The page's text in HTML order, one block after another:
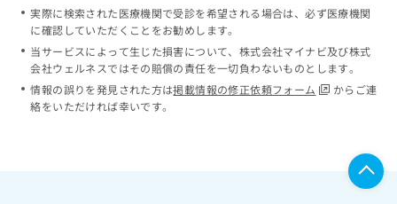
実際に検索された医療機関で受診を希望される場合は、必ず医療機関
に確認していただくことをお勧めします。
当サービスによって生じた損害について、株式会社マイナビ及び株式
会社ウェルネスではその賠償の責任を一切負わないものとします。
情報の誤りを発見された方は掲載情報の修正依頼フォーム
からご連
絡をいただければ幸いです。